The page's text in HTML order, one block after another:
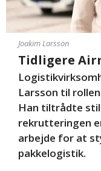
Joakim Larsson
Tidligere
Larsson til
Han tiltrådte
rekrutteringen
arbejde for at
pakkelogistik.